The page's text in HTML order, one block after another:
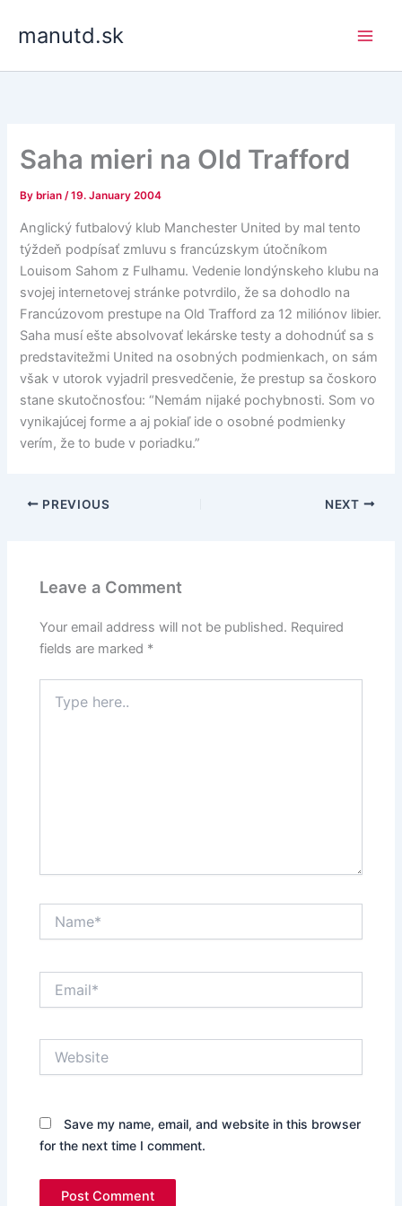
manutd.sk
Saha mieri na Old Trafford
By brian/19. January 2004
Anglický futbalový klub Manchester United by mal tento
týždeň podpísať zmluvu s francúzskym útočníkom
Louisom Sahom z Fulhamu. Vedenie londýnskeho klubu na
svojej internetovej stránke potvrdilo, že sa dohodlo na
Francúzovom prestupe na Old Trafford za 12 miliónov libier.
Saha musí ešte absolvovať lekárske testy a dohodnúť sa s
predstavitežmi United na osobných podmienkach, on sám
však v utorok vyjadril presvedčenie, že prestup sa čoskoro
stane skutočnosťou: “Nemám nijaké pochybnosti. Som vo
vynikajúcej forme a aj pokiaľ ide o osobné podmienky
verím, že to bude v poriadku.”
PREVIOUS NEXT
Leave a Comment
Your email address will not be published. Required
fields are marked *
here..
Save my name, email, and website in this browser
for the next time I comment.